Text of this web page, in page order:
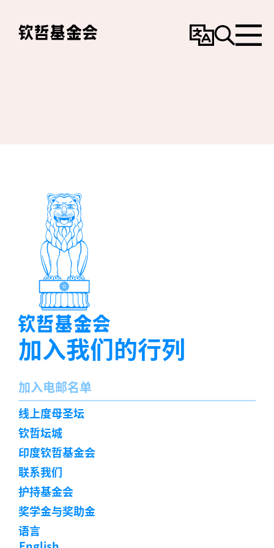
变
搜
选
加入我们的行列
名
字
加入电邮名单
订
阅
线上度母圣坛
钦哲坛城
印度钦哲基金会
联系我们
护持基金会
奖学金与奖助金
语言